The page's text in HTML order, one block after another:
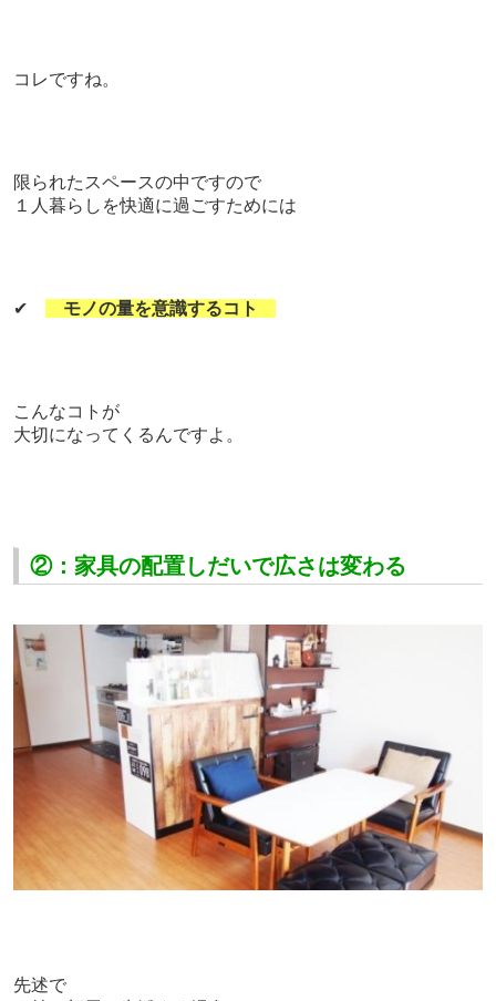
コレですね。
限られたスペースの中ですので
１人暮らしを快適に過ごすためには
✔ モノの量を意識するコト
こんなコトが
大切になってくるんですよ。
②：家具の配置しだいで広さは変わる
先述で